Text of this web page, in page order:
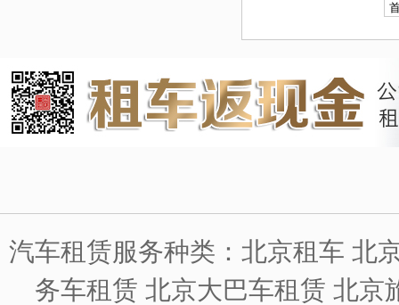
汽车租赁服务种类：北京租车 北
务车租赁 北京大巴车租赁 北京